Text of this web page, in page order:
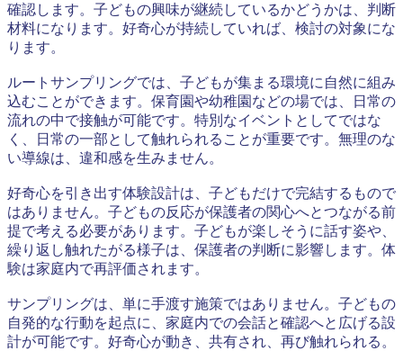
確認します。子どもの興味が継続しているかどうかは、判断
材料になります。好奇心が持続していれば、検討の対象にな
ります。
ルートサンプリングでは、子どもが集まる環境に自然に組み
込むことができます。保育園や幼稚園などの場では、日常の
流れの中で接触が可能です。特別なイベントとしてではな
く、日常の一部として触れられることが重要です。無理のな
い導線は、違和感を生みません。
好奇心を引き出す体験設計は、子どもだけで完結するもので
はありません。子どもの反応が保護者の関心へとつながる前
提で考える必要があります。子どもが楽しそうに話す姿や、
繰り返し触れたがる様子は、保護者の判断に影響します。体
験は家庭内で再評価されます。
サンプリングは、単に手渡す施策ではありません。子どもの
自発的な行動を起点に、家庭内での会話と確認へと広げる設
計が可能です。好奇心が動き、共有され、再び触れられる。